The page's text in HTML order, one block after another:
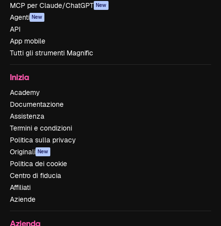
MCP per Claude/ChatGPT New
Agenti New
API
App mobile
Tutti gli strumenti Magnific
Inizia
Academy
Documentazione
Assistenza
Termini e condizioni
Politica sulla privacy
Originali New
Politica dei cookie
Centro di fiducia
Affiliati
Aziende
Azienda